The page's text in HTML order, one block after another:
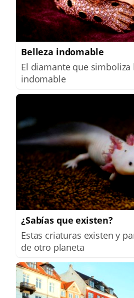
Belleza indomable
El diamante que
indomable
¿Sabías que existen?
Estas criaturas existen y
de otro planeta